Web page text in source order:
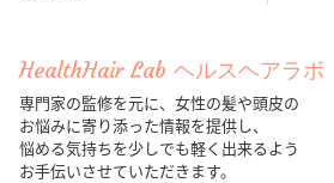
HealthHair Lab ヘルスヘアラボ
専門家の監修を元に、女性の髪や頭皮の
お悩みに寄り添った情報を提供し、
悩める気持ちを少しでも軽く出来るよう
お手伝いさせていただきます。